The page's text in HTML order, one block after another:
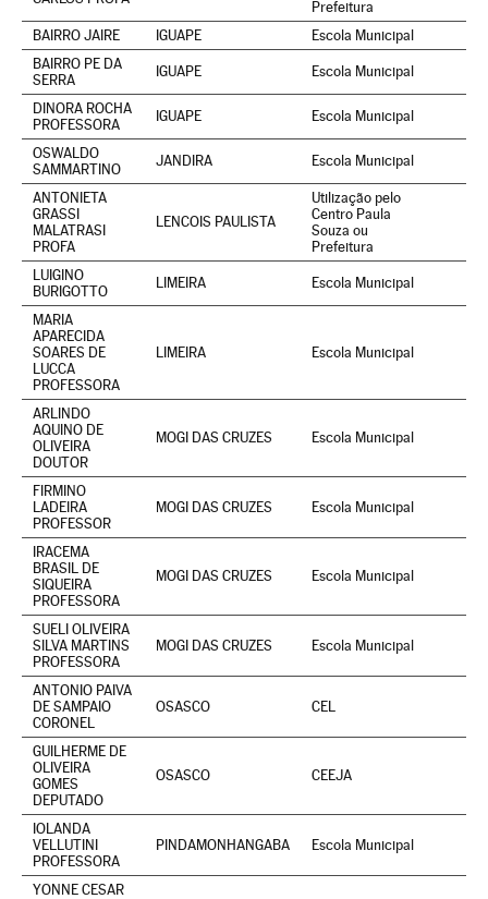
Prefeitura
BAIRRO JAIRE
IGUAPE
Escola Municipal
BAIRRO PE DA
SERRA
IGUAPE Escola Municipal
DINORA ROCHA
PROFESSORA
IGUAPE Escola Municipal
OSWALDO
SAMMARTINO
JANDIRA Escola Municipal
ANTONIETA
GRASSI
MALATRASI
PROFA
LENCOIS PAULISTA
Utilização pelo
Centro Paula
Souza ou
Prefeitura
LUIGINO
BURIGOTTO
LIMEIRA Escola Municipal
MARIA
APARECIDA
SOARES DE
LUCCA
PROFESSORA
LIMEIRA Escola Municipal
ARLINDO
AQUINO DE
OLIVEIRA
DOUTOR
MOGI DAS CRUZES Escola Municipal
FIRMINO
LADEIRA
PROFESSOR
MOGI DAS CRUZES Escola Municipal
IRACEMA
BRASIL DE
SIQUEIRA
PROFESSORA
MOGI DAS CRUZES Escola Municipal
SUELI OLIVEIRA
SILVA MARTINS
PROFESSORA
MOGI DAS CRUZES Escola Municipal
ANTONIO PAIVA
DE SAMPAIO
CORONEL
OSASCO CEL
GUILHERME DE
OLIVEIRA
GOMES
DEPUTADO
OSASCO CEEJA
IOLANDA
VELLUTINI
PROFESSORA
PINDAMONHANGABA Escola Municipal
YONNE CESAR